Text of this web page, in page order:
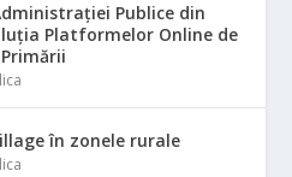
Publice din
Platformelor Online de
în zonele rurale